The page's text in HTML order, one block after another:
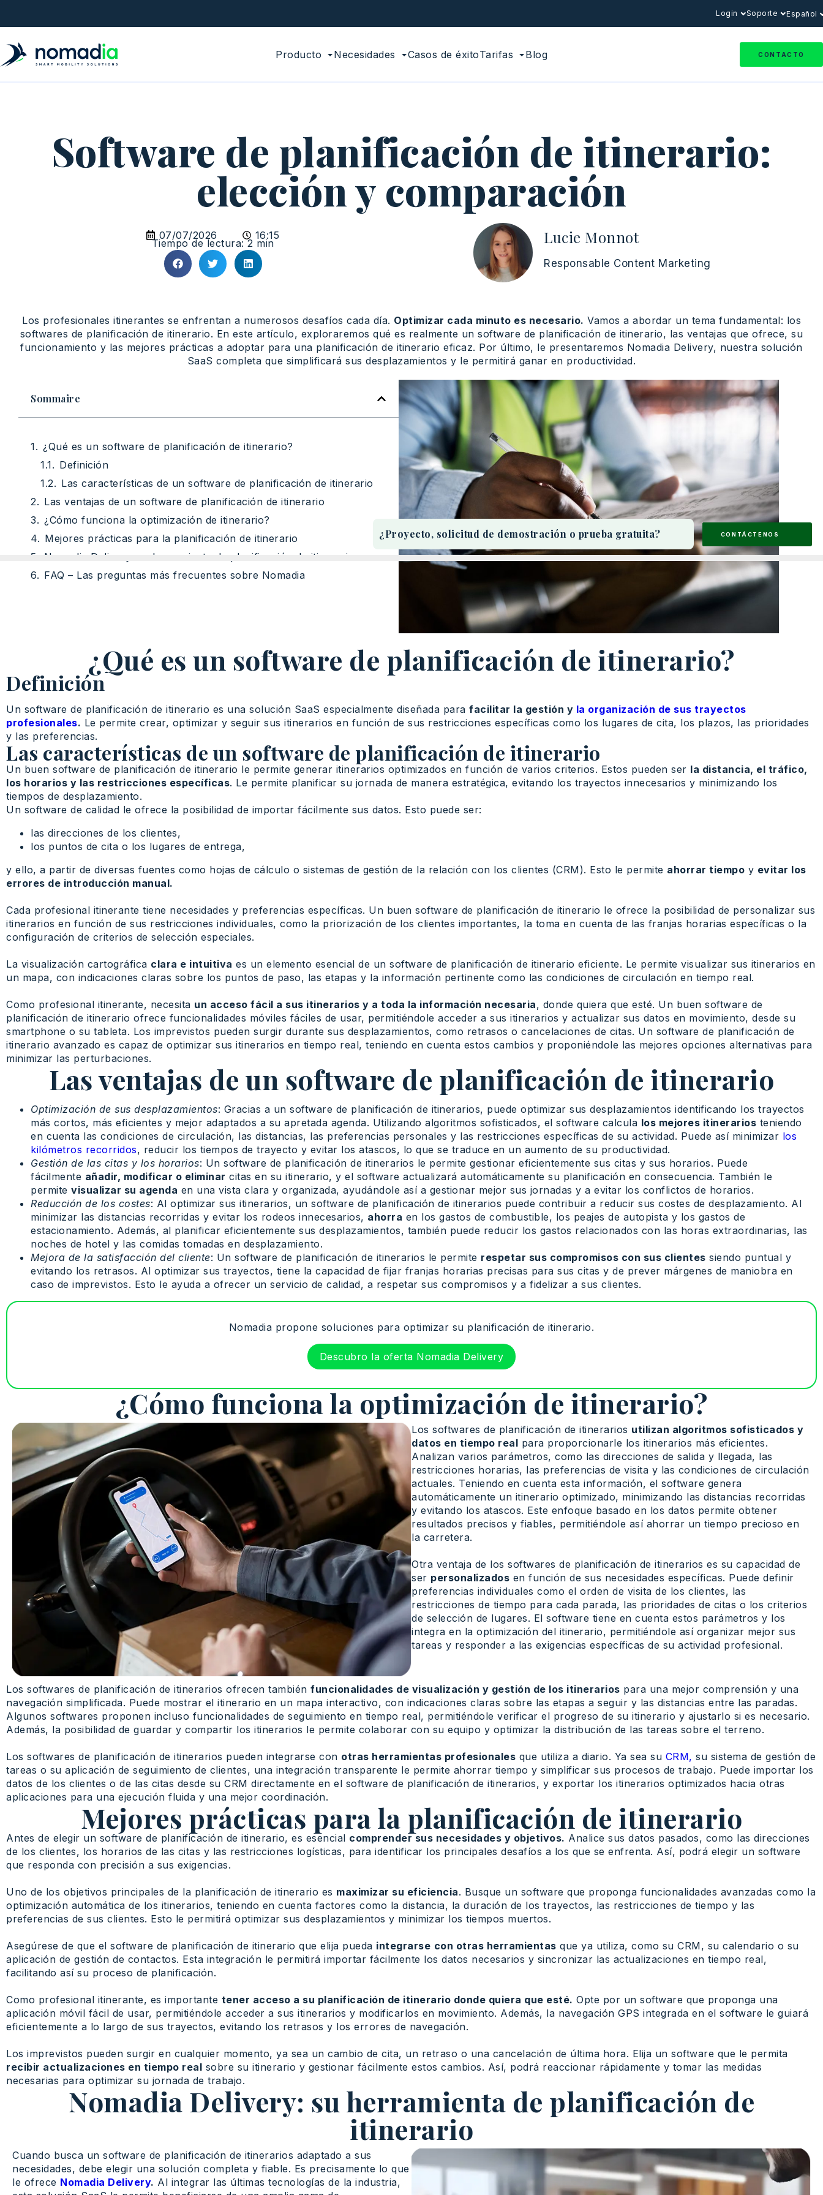
Login Soporte Español
Producto Necesidades Casos de éxitoTarifas Blog CONTACTO
Software de planificación de itinerario:
elección y comparación
07/07/2026 16:15
Tiempo de lectura: 2 min Lucie Monnot
Responsable Content Marketing
Los profesionales itinerantes se enfrentan a numerosos desafíos cada día. Optimizar cada minuto es necesario. Vamos a abordar un tema fundamental: los
softwares de planificación de itinerario. En este artículo, exploraremos qué es realmente un software de planificación de itinerario, las ventajas que ofrece, su
funcionamiento y las mejores prácticas a adoptar para una planificación de itinerario eficaz. Por último, le presentaremos Nomadia Delivery, nuestra solución
SaaS completa que simplificará sus desplazamientos y le permitirá ganar en productividad.
CONTACTEZ-NOUS
Sommaire
¿Qué es un software de planificación de itinerario?
Definición
Las características de un software de planificación de itinerario
Las ventajas de un software de planificación de itinerario
¿Cómo funciona la optimización de itinerario?
Mejores prácticas para la planificación de itinerario
Nomadia Delivery: su herramienta de planificación de itinerario
FAQ – Las preguntas más frecuentes sobre Nomadia
¿Qué es un software de planificación de itinerario?
Definición
Un software de planificación de itinerario es una solución SaaS especialmente diseñada para facilitar la gestión y la organización de sus trayectos
profesionales. Le permite crear, optimizar y seguir sus itinerarios en función de sus restricciones específicas como los lugares de cita, los plazos, las prioridades
y las preferencias.
Las características de un software de planificación de itinerario
Un buen software de planificación de itinerario le permite generar itinerarios optimizados en función de varios criterios. Estos pueden ser la distancia, el tráfico,
los horarios y las restricciones específicas. Le permite planificar su jornada de manera estratégica, evitando los trayectos innecesarios y minimizando los
tiempos de desplazamiento.
Un software de calidad le ofrece la posibilidad de importar fácilmente sus datos. Esto puede ser:
las direcciones de los clientes,
los puntos de cita o los lugares de entrega,
y ello, a partir de diversas fuentes como hojas de cálculo o sistemas de gestión de la relación con los clientes (CRM). Esto le permite ahorrar tiempo y evitar los
errores de introducción manual.
Cada profesional itinerante tiene necesidades y preferencias específicas. Un buen software de planificación de itinerario le ofrece la posibilidad de personalizar sus
itinerarios en función de sus restricciones individuales, como la priorización de los clientes importantes, la toma en cuenta de las franjas horarias específicas o la
configuración de criterios de selección especiales.
La visualización cartográfica clara e intuitiva es un elemento esencial de un software de planificación de itinerario eficiente. Le permite visualizar sus itinerarios en
un mapa, con indicaciones claras sobre los puntos de paso, las etapas y la información pertinente como las condiciones de circulación en tiempo real.
Como profesional itinerante, necesita un acceso fácil a sus itinerarios y a toda la información necesaria, donde quiera que esté. Un buen software de
planificación de itinerario ofrece funcionalidades móviles fáciles de usar, permitiéndole acceder a sus itinerarios y actualizar sus datos en movimiento, desde su
smartphone o su tableta. Los imprevistos pueden surgir durante sus desplazamientos, como retrasos o cancelaciones de citas. Un software de planificación de
itinerario avanzado es capaz de optimizar sus itinerarios en tiempo real, teniendo en cuenta estos cambios y proponiéndole las mejores opciones alternativas para
minimizar las perturbaciones.
Las ventajas de un software de planificación de itinerario
Optimización de sus desplazamientos: Gracias a un software de planificación de itinerarios, puede optimizar sus desplazamientos identificando los trayectos
más cortos, más eficientes y mejor adaptados a su apretada agenda. Utilizando algoritmos sofisticados, el software calcula los mejores itinerarios teniendo
en cuenta las condiciones de circulación, las distancias, las preferencias personales y las restricciones específicas de su actividad. Puede así minimizar los
kilómetros recorridos, reducir los tiempos de trayecto y evitar los atascos, lo que se traduce en un aumento de su productividad.
Gestión de las citas y los horarios: Un software de planificación de itinerarios le permite gestionar eficientemente sus citas y sus horarios. Puede
fácilmente añadir, modificar o eliminar citas en su itinerario, y el software actualizará automáticamente su planificación en consecuencia. También le
permite visualizar su agenda en una vista clara y organizada, ayudándole así a gestionar mejor sus jornadas y a evitar los conflictos de horarios.
Reducción de los costes: Al optimizar sus itinerarios, un software de planificación de itinerarios puede contribuir a reducir sus costes de desplazamiento. Al
minimizar las distancias recorridas y evitar los rodeos innecesarios, ahorra en los gastos de combustible, los peajes de autopista y los gastos de
estacionamiento. Además, al planificar eficientemente sus desplazamientos, también puede reducir los gastos relacionados con las horas extraordinarias, las
noches de hotel y las comidas tomadas en desplazamiento.
Mejora de la satisfacción del cliente: Un software de planificación de itinerarios le permite respetar sus compromisos con sus clientes siendo puntual y
evitando los retrasos. Al optimizar sus trayectos, tiene la capacidad de fijar franjas horarias precisas para sus citas y de prever márgenes de maniobra en
caso de imprevistos. Esto le ayuda a ofrecer un servicio de calidad, a respetar sus compromisos y a fidelizar a sus clientes.
Nomadia propone soluciones para optimizar su planificación de itinerario.
Descubro la oferta Nomadia Delivery
¿Cómo funciona la optimización de itinerario?
Los softwares de planificación de itinerarios utilizan algoritmos sofisticados y
datos en tiempo real para proporcionarle los itinerarios más eficientes.
Analizan varios parámetros, como las direcciones de salida y llegada, las
restricciones horarias, las preferencias de visita y las condiciones de circulación
actuales. Teniendo en cuenta esta información, el software genera
automáticamente un itinerario optimizado, minimizando las distancias recorridas
y evitando los atascos. Este enfoque basado en los datos permite obtener
resultados precisos y fiables, permitiéndole así ahorrar un tiempo precioso en
la carretera.
Otra ventaja de los softwares de planificación de itinerarios es su capacidad de
ser personalizados en función de sus necesidades específicas. Puede definir
preferencias individuales como el orden de visita de los clientes, las
restricciones de tiempo para cada parada, las prioridades de citas o los criterios
de selección de lugares. El software tiene en cuenta estos parámetros y los
integra en la optimización del itinerario, permitiéndole así organizar mejor sus
tareas y responder a las exigencias específicas de su actividad profesional.
Los softwares de planificación de itinerarios ofrecen también funcionalidades de visualización y gestión de los itinerarios para una mejor comprensión y una
navegación simplificada. Puede mostrar el itinerario en un mapa interactivo, con indicaciones claras sobre las etapas a seguir y las distancias entre las paradas.
Algunos softwares proponen incluso funcionalidades de seguimiento en tiempo real, permitiéndole verificar el progreso de su itinerario y ajustarlo si es necesario.
Además, la posibilidad de guardar y compartir los itinerarios le permite colaborar con su equipo y optimizar la distribución de las tareas sobre el terreno.
Los softwares de planificación de itinerarios pueden integrarse con otras herramientas profesionales que utiliza a diario. Ya sea su CRM, su sistema de gestión de
tareas o su aplicación de seguimiento de clientes, una integración transparente le permite ahorrar tiempo y simplificar sus procesos de trabajo. Puede importar los
datos de los clientes o de las citas desde su CRM directamente en el software de planificación de itinerarios, y exportar los itinerarios optimizados hacia otras
aplicaciones para una ejecución fluida y una mejor coordinación.
Mejores prácticas para la planificación de itinerario
Antes de elegir un software de planificación de itinerario, es esencial comprender sus necesidades y objetivos. Analice sus datos pasados, como las direcciones
de los clientes, los horarios de las citas y las restricciones logísticas, para identificar los principales desafíos a los que se enfrenta. Así, podrá elegir un software
que responda con precisión a sus exigencias.
Uno de los objetivos principales de la planificación de itinerario es maximizar su eficiencia. Busque un software que proponga funcionalidades avanzadas como la
optimización automática de los itinerarios, teniendo en cuenta factores como la distancia, la duración de los trayectos, las restricciones de tiempo y las
preferencias de sus clientes. Esto le permitirá optimizar sus desplazamientos y minimizar los tiempos muertos.
Asegúrese de que el software de planificación de itinerario que elija pueda integrarse con otras herramientas que ya utiliza, como su CRM, su calendario o su
aplicación de gestión de contactos. Esta integración le permitirá importar fácilmente los datos necesarios y sincronizar las actualizaciones en tiempo real,
facilitando así su proceso de planificación.
Como profesional itinerante, es importante tener acceso a su planificación de itinerario donde quiera que esté. Opte por un software que proponga una
aplicación móvil fácil de usar, permitiéndole acceder a sus itinerarios y modificarlos en movimiento. Además, la navegación GPS integrada en el software le guiará
eficientemente a lo largo de sus trayectos, evitando los retrasos y los errores de navegación.
Los imprevistos pueden surgir en cualquier momento, ya sea un cambio de cita, un retraso o una cancelación de última hora. Elija un software que le permita
recibir actualizaciones en tiempo real sobre su itinerario y gestionar fácilmente estos cambios. Así, podrá reaccionar rápidamente y tomar las medidas
necesarias para optimizar su jornada de trabajo.
Nomadia Delivery: su herramienta de planificación de
itinerario
Cuando busca un software de planificación de itinerarios adaptado a sus
necesidades, debe elegir una solución completa y fiable. Es precisamente lo que
le ofrece Nomadia Delivery. Al integrar las últimas tecnologías de la industria,
CONTÁCTENOS
¿Proyecto, solicitud de demostración o prueba gratuita?